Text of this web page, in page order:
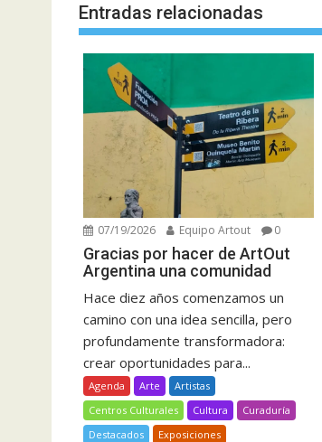
Entradas relacionadas
07/19/2026 Equipo Artout 0
Gracias por hacer de ArtOut
Argentina una comunidad
Hace diez años comenzamos un
camino con una idea sencilla, pero
profundamente transformadora:
crear oportunidades para...
Agenda Arte
Artistas
Centros Culturales
Cultura
Curaduría
Destacados
Exposiciones